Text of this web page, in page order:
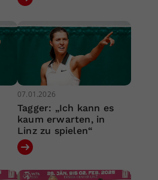
07.01.2026
Tagger: „Ich kann es
kaum erwarten, in
Linz zu spielen“